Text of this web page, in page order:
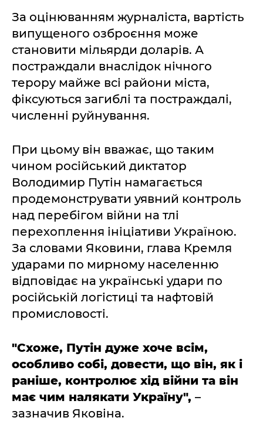
За оцінюванням журналіста, вартість
випущеного озброєння може
становити мільярди доларів. А
постраждали внаслідок нічного
терору майже всі райони міста,
фіксуються загиблі та постраждалі,
численні руйнування.
При цьому він вважає, що таким
чином російський диктатор
Володимир Путін намагається
продемонструвати уявний контроль
над перебігом війни на тлі
перехоплення ініціативи Україною.
За словами Яковини, глава Кремля
ударами по мирному населенню
відповідає на українські удари по
російській логістиці та нафтовій
промисловості.
"Схоже, Путін дуже хоче всім,
особливо собі, довести, що він, як і
раніше, контролює хід війни та він
має чим налякати Україну", –
зазначив Яковіна.